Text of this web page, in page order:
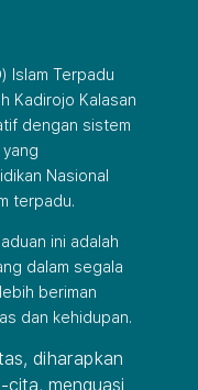
Islam Terpadu
Kadirojo Kalasan
dengan sistem
Nasional
terpadu.
ini adalah
dalam segala
beriman
dan kehidupan.
diharapkan
cita, menguasi